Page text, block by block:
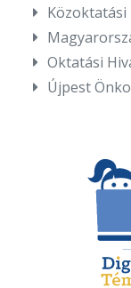
Oktatási
Újpest